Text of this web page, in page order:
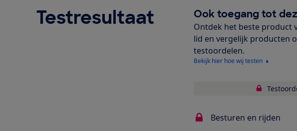
Testresultaat Ook toegang tot
Ontdek het beste product
lid en vergelijk producten
testoordelen.
Bekijk hier hoe wij testen
Besturen en rijden